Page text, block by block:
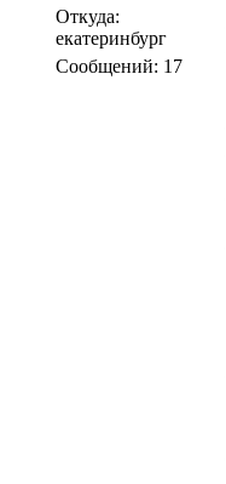
Откуда:
екатеринбург
Сообщений: 17